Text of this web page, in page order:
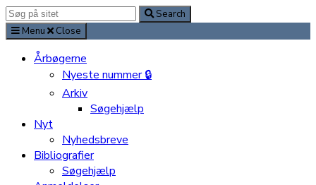
Search
for:
Search
Menu
Close
Årbøgerne
Nyeste nummer 🔒
Arkiv
Søgehjælp
Nyt
Nyhedsbreve
Bibliografier
Søgehjælp